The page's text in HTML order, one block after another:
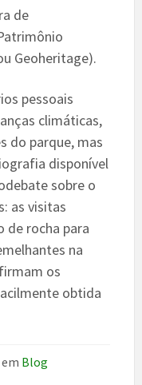
de
Geoheritage).
pessoais
climáticas,
do parque, mas
disponível
sobre o
as visitas
de rocha para
na
os
obtida
em Blog